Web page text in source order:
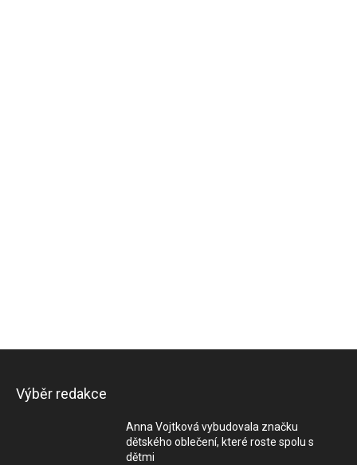
Výběr redakce
Anna Vojtková vybudovala značku
dětského oblečení, které roste spolu s
dětmi